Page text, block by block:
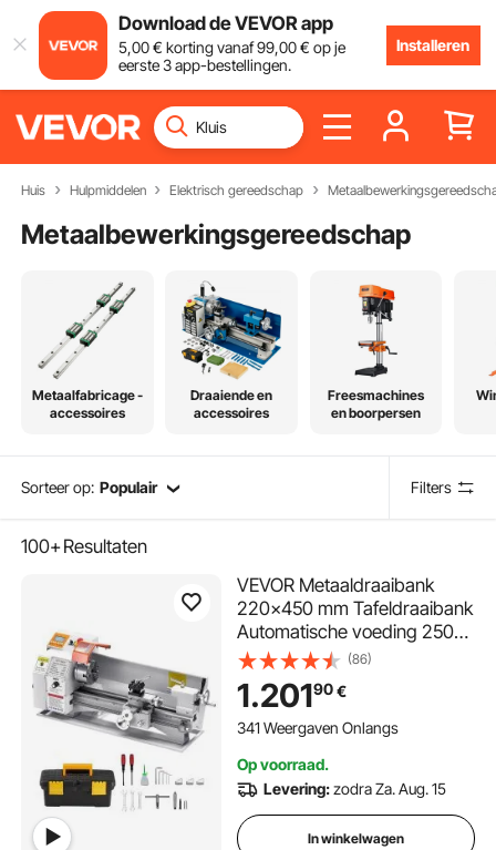
Download de VEVOR app
5,00€ korting vanaf99,00€ op je
eerste 3 app-bestellingen.
Installeren
Huis Hulpmiddelen Elektrisch gereedschap
Metaalbewerkingsgereedschap
Metaalfabricage -
accessoires
Draaiende en
accessoires
Freesmachines
en boorpersen
Sorteer op: Populair Filters
100+Resultaten
VEVOR Metaaldraaibank
220x450 mm Tafeldraaibank
Automatische voeding 2500
tpm Toerental 1250 W
Borstelloze motor, met
accessoires, Draaibank voor
het bewerken van
(86)
1.20190€
341 Weergaven Onlangs
Op voorraad.
Levering:zodra Za. Aug. 15
In winkelwagen